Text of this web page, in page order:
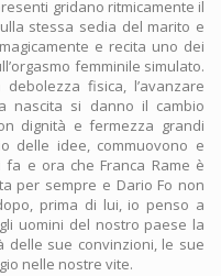
gridano ritmicamente il
stessa sedia del marito e
e recita uno dei
femminile simulato.
fisica, l’avanzare
nascita si danno il cambio
dignità e fermezza grandi
delle idee, commuovono e
e ora che Franca Rame è
per sempre e Dario Fo non
prima di lui, io penso a
uomini del nostro paese la
delle sue convinzioni, le sue
nelle nostre vite.